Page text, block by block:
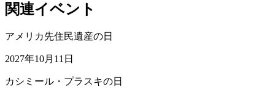
関連イベント
アメリカ先住民遺産の日
2027年10月11日
カシミール・プラスキの日